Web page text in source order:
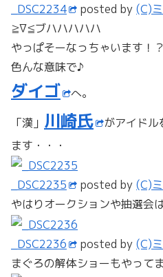
_DSC2234 posted by (C)
≧∇≦ブハハハハハ
やっぱそーなっちゃいます！？
色んな意味で♪
ダイゴ
へ。
「漢」 川崎氏
がアイド
ます・・・
_DSC2235 posted by (C)
やはりオークションや抽選会
_DSC2236 posted by (C)
まぐろの解体ショーもやって